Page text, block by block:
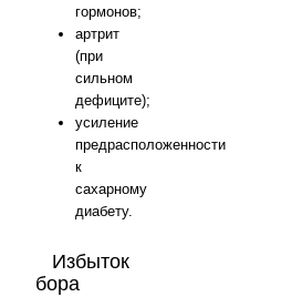
гормонов;
артрит
(при
сильном
дефиците);
усиление
предрасположенности
к
сахарному
диабету.
Избыток
бора